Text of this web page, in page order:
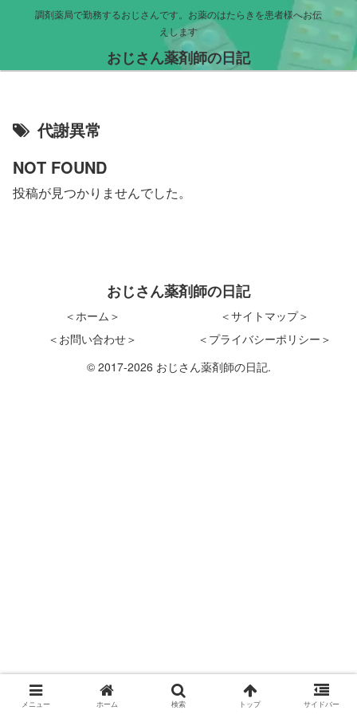
調剤薬局で勤務するおじさんです。お薬のはたらきを患者様へお伝
えします
おじさん薬剤師の日記
代謝異常
NOT FOUND
投稿が見つかりませんでした。
おじさん薬剤師の日記
＜ホーム＞
＜サイトマップ＞
＜お問い合わせ＞
＜プライバシーポリシー＞
© 2017-2026 おじさん薬剤師の日記.
メニュー ホーム 検索 トップ サイドバー